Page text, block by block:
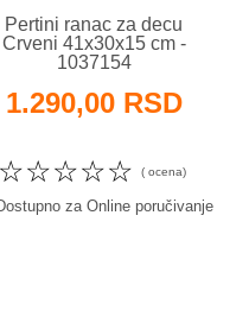
Pertini ranac za decu
Crveni 41x30x15 cm -
1037154
1.290,00 RSD
☆
☆
☆
☆ ( ocena)
za Online poručivanje